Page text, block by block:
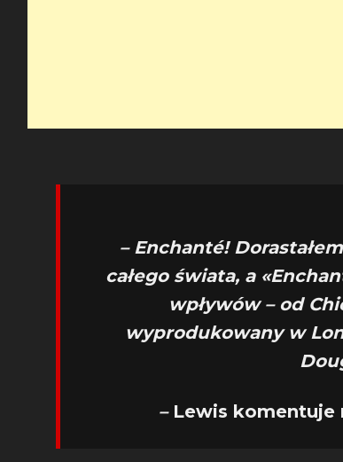
– Enchanté!
całego świata, a
wpływów – od
wyprodukowany w
– Lewis